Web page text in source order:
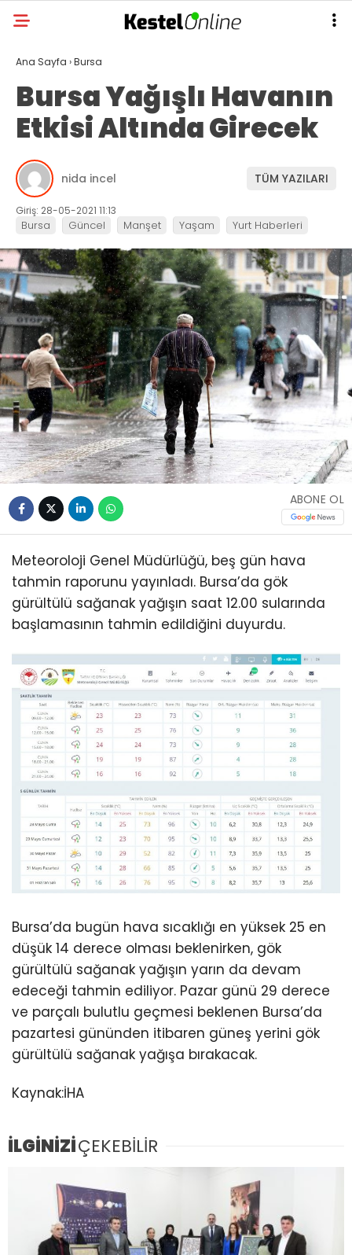
Ana Sayfa ›Bursa
Bursa Yağışlı Havanın
Etkisi Altında Girecek
nida incel TÜM YAZILARI
Giriş: 28-05-2021 11:13
Bursa Güncel Manşet Yaşam Yurt Haberleri
ABONE OL
Meteoroloji Genel Müdürlüğü, beş gün hava
tahmin raporunu yayınladı. Bursa’da gök
gürültülü sağanak yağışın saat 12.00 sularında
başlamasının tahmin edildiğini duyurdu.
Bursa’da bugün hava sıcaklığı en yüksek 25 en
düşük 14 derece olması beklenirken, gök
gürültülü sağanak yağışın yarın da devam
edeceği tahmin ediliyor. Pazar günü 29 derece
ve parçalı bulutlu geçmesi beklenen Bursa’da
pazartesi gününden itibaren güneş yerini gök
gürültülü sağanak yağışa bırakacak.
Kaynak:İHA
İLGİNİZİÇEKEBİLİR